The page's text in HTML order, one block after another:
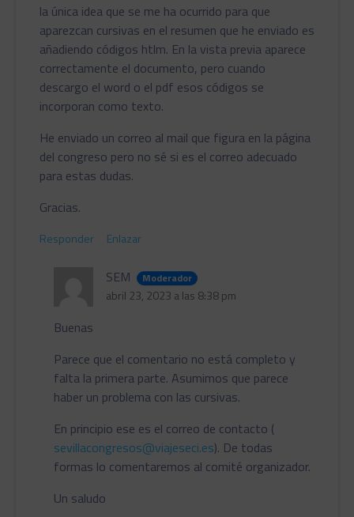
la única idea que se me ha ocurrido para que
aparezcan cursivas en el resumen que he enviado es
añadiendo códigos htlm. En la vista previa aparece
correctamente el documento, pero cuando
descargo el word o el pdf esos códigos se
incorporan como texto.
He enviado un correo al mail que figura en la página
del congreso pero no sé si es el correo adecuado
para estas dudas.
Gracias.
Responder Enlazar
SEM Moderador
abril 23, 2023 a las 8:38 pm
Buenas
Parece que el comentario no está completo y
falta la primera parte. Asumimos que parece
haber un problema con las cursivas.
En principio ese es el correo de contacto (
sevillacongresos@viajeseci.es). De todas
formas lo comentaremos al comité organizador.
Un saludo